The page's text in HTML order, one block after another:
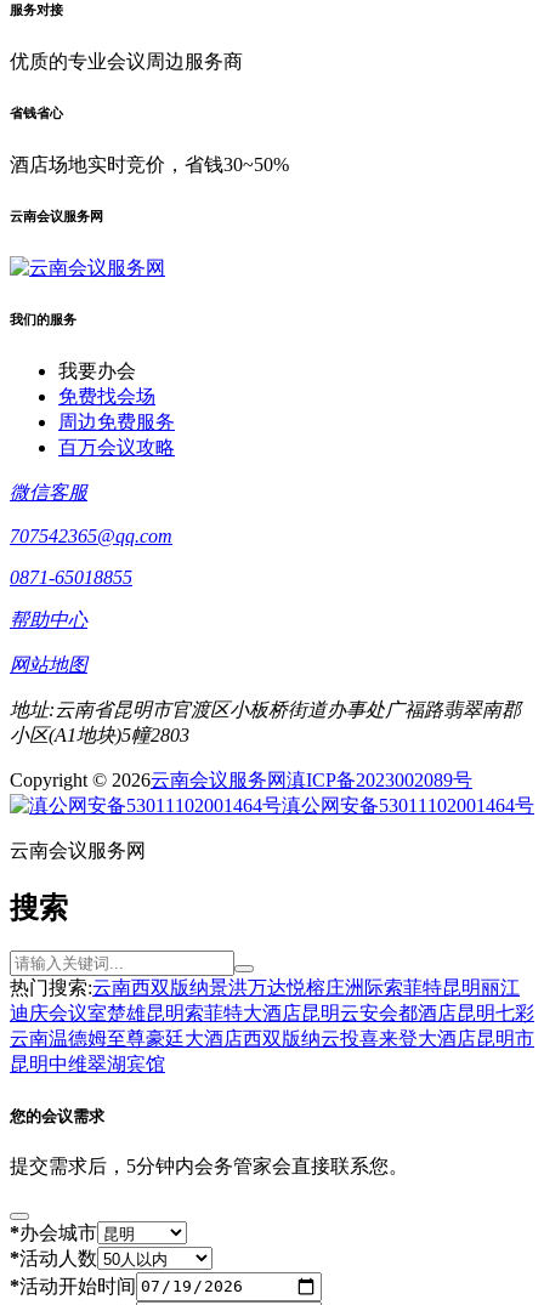
服务对接
优质的专业会议周边服务商
省钱省心
酒店场地实时竞价，省钱30~50%
云南会议服务网
我们的服务
我要办会
免费找会场
周边免费服务
百万会议攻略
微信客服
707542365@qq.com
0871-65018855
帮助中心
网站地图
地址:云南省昆明市官渡区小板桥街道办事处广福路翡翠南郡
小区(A1地块)5幢2803
Copyright © 2026云南会议服务网滇ICP备2023002089号
滇公网安备53011102001464号
云南会议服务网
搜索
热门搜索:云南西双版纳景洪万达悦榕庄洲际索菲特昆明丽江
迪庆会议室楚雄昆明索菲特大酒店昆明云安会都酒店昆明七彩
云南温德姆至尊豪廷大酒店西双版纳云投喜来登大酒店昆明市
昆明中维翠湖宾馆
您的会议需求
提交需求后，5分钟内会务管家会直接联系您。
*办会城市
*活动人数
*活动开始时间